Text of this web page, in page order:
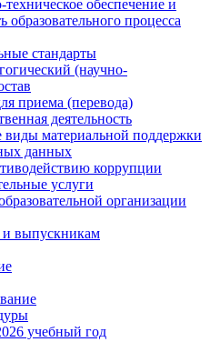
обеспечение и
образовательного процесса
стандарты
(научно-
приема (перевода)
деятельность
материальной поддержки
данных
коррупции
услуги
организации
и выпускникам
учебный год